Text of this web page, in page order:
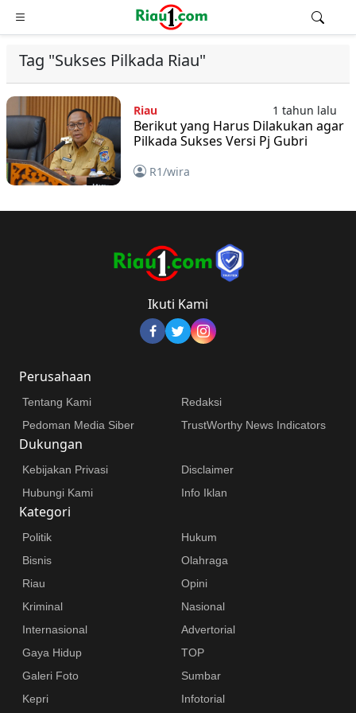
Tag "Sukses Pilkada Riau"
Riau 1 tahun lalu
Berikut yang Harus Dilakukan agar
Pilkada Sukses Versi Pj Gubri
R1/wira
Ikuti Kami
Perusahaan
Tentang Kami
Redaksi
Pedoman Media Siber
TrustWorthy News Indicators
Dukungan
Kebijakan Privasi
Disclaimer
Hubungi Kami
Info Iklan
Kategori
Politik
Hukum
Bisnis
Olahraga
Riau
Opini
Kriminal
Nasional
Internasional
Advertorial
Gaya Hidup
TOP
Galeri Foto
Sumbar
Kepri
Infotorial